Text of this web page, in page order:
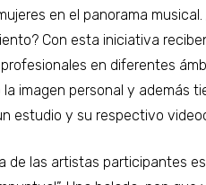
en el panorama musical.
Con esta iniciativa
en diferentes
imagen personal y además
estudio y su respectivo
de las artistas participantes